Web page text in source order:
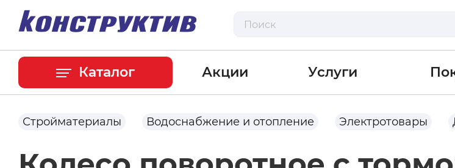
Каталог Акции Услуги
Стройматериалы Водоснабжение и отопление Электротовары